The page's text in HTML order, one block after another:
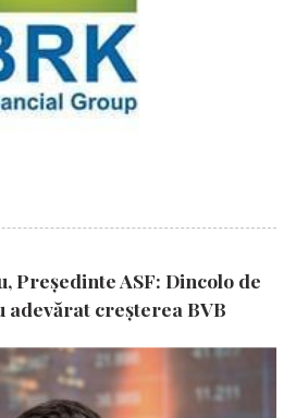
Președinte ASF: Dincolo de
adevărat creșterea BVB